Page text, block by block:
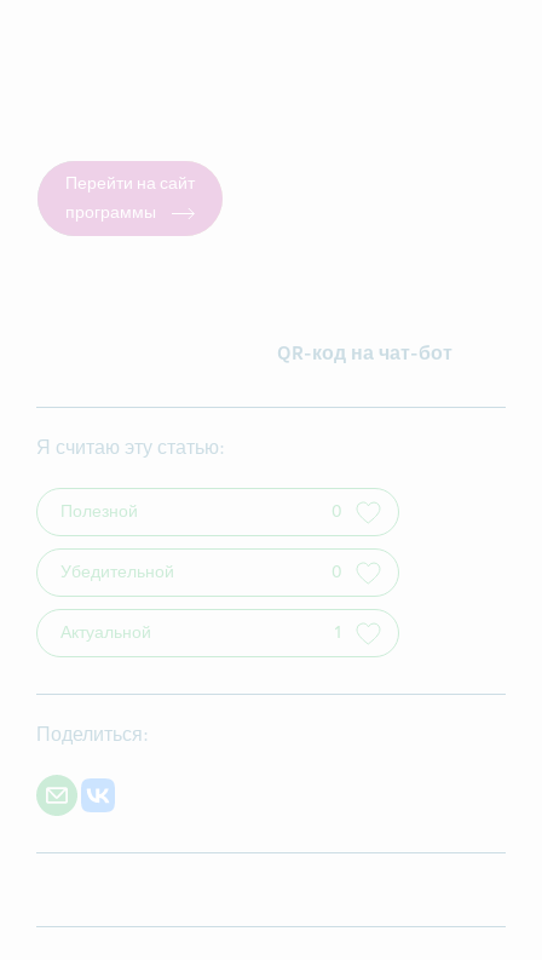
Перейти на сайт
программы
QR-код на чат-бот
Я считаю эту статью:
Полезной 0
Убедительной 0
Актуальной 1
Поделиться:
Share with E-mail